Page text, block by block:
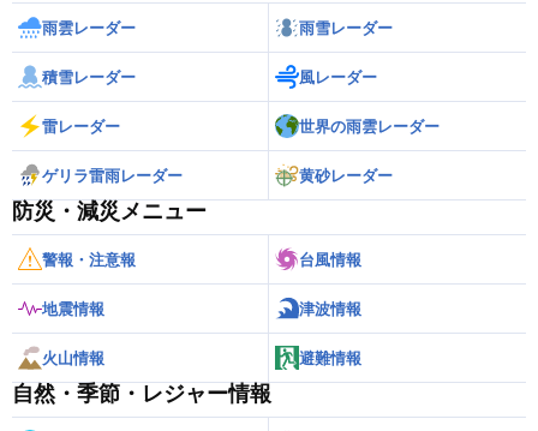
雨雲レーダー 雨雪レーダー
積雪レーダー 風レーダー
雷レーダー 世界の雨雲レーダー
ゲリラ雷雨レーダー 黄砂レーダー
防災・減災メニュー
警報・注意報 台風情報
地震情報 津波情報
火山情報 避難情報
自然・季節・レジャー情報